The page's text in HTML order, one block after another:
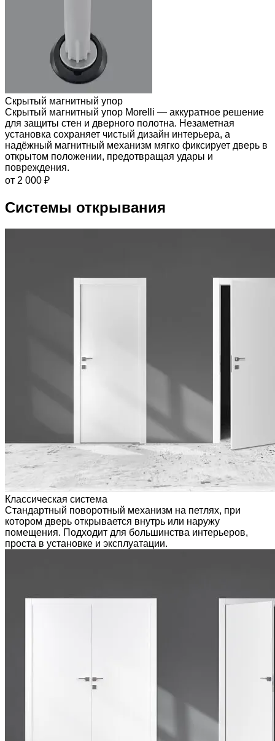
Скрытый магнитный упор
Скрытый магнитный упор Morelli — аккуратное решение
для защиты стен и дверного полотна. Незаметная
установка сохраняет чистый дизайн интерьера, а
надёжный магнитный механизм мягко фиксирует дверь в
открытом положении, предотвращая удары и
повреждения.
от 2 000 ₽
Системы открывания
Классическая система
Стандартный поворотный механизм на петлях, при
котором дверь открывается внутрь или наружу
помещения. Подходит для большинства интерьеров,
проста в установке и эксплуатации.